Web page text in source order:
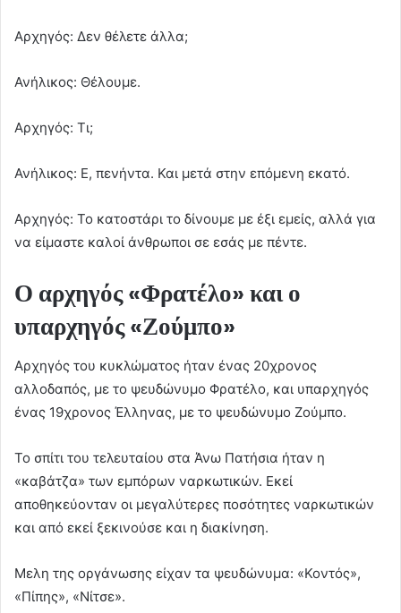
Αρχηγός: Δεν θέλετε άλλα;
Ανήλικος: Θέλουμε.
Αρχηγός: Τι;
Ανήλικος: Ε, πενήντα. Και μετά στην επόμενη εκατό.
Αρχηγός: Το κατοστάρι το δίνουμε με έξι εμείς, αλλά για
να είμαστε καλοί άνθρωποι σε εσάς με πέντε.
Ο αρχηγός «Φρατέλο» και ο
υπαρχηγός «Ζούμπο»
Αρχηγός του κυκλώματος ήταν ένας 20χρονος
αλλοδαπός, με το ψευδώνυμο Φρατέλο, και υπαρχηγός
ένας 19χρονος Έλληνας, με το ψευδώνυμο Ζούμπο.
Το σπίτι του τελευταίου στα Άνω Πατήσια ήταν η
«καβάτζα» των εμπόρων ναρκωτικών. Εκεί
αποθηκεύονταν οι μεγαλύτερες ποσότητες ναρκωτικών
και από εκεί ξεκινούσε και η διακίνηση.
Μελη της οργάνωσης είχαν τα ψευδώνυμα: «Κοντός»,
«Πίπης», «Νίτσε».